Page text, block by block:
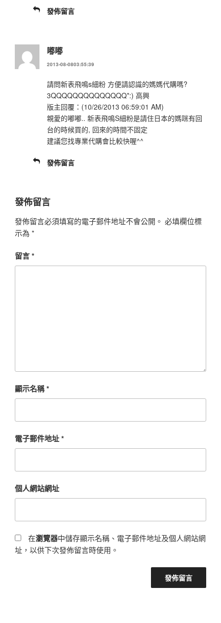
發佈留言
嘟嘟
2013-08-0803:55:39
請問新表飛鳴s細粉 方便請認識的媽媽代購嗎?
3QQQQQQQQQQQQQQ*:) 高興
版主回覆：(10/26/2013 06:59:01 AM)
親愛的嘟嘟.. 新表飛鳴S細粉是請住日本的媽咪有回
台的時候買的, 回來的時間不固定
建議您找專業代購會比較快喔^^
發佈留言
發佈留言
發佈留言必須填寫的電子郵件地址不會公開。 必填欄位標
示為 *
留言*
顯示名稱*
電子郵件地址*
個人網站網址
在瀏覽器中儲存顯示名稱、電子郵件地址及個人網站網
址，以供下次發佈留言時使用。